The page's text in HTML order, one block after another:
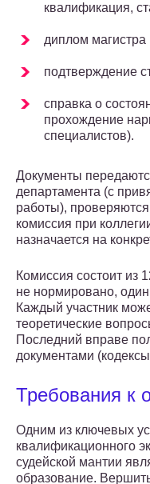
квалификация,
диплом магистра
подтверждение
справка о
прохождение
специалистов).
Документы
департамента (с
работы),
комиссия при
назначается на
Комиссия состоит из
не нормировано,
Каждый участник
теоретические
Последний вправе
документами
Требования к
Одним из ключевых
квалификационного
судейской мантии
образование.